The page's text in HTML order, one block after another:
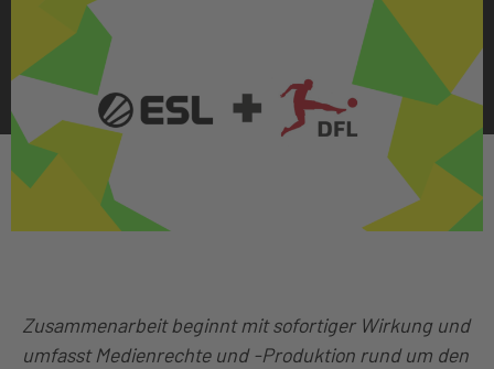
Zusammenarbeit beginnt mit sofortiger Wirkung und
umfasst Medienrechte und -Produktion rund um den